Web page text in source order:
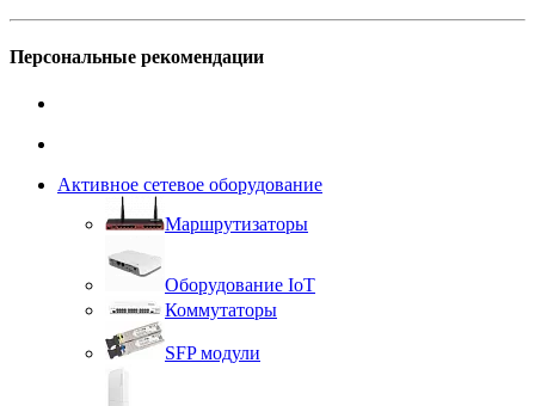
Персональные рекомендации
Активное сетевое оборудование
Маршрутизаторы
Оборудование IoT
Коммутаторы
SFP модули